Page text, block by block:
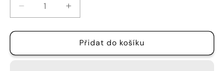
-
Zvýšit
TOP
-
Přidat do košíku